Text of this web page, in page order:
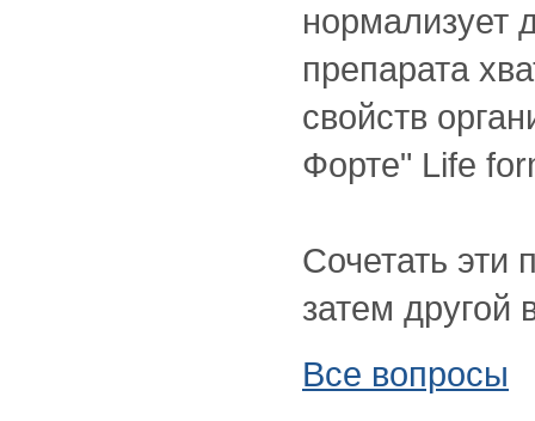
нормализует
препарата
свойств
Форте" Life
Сочетать эти
затем другой
Все вопросы